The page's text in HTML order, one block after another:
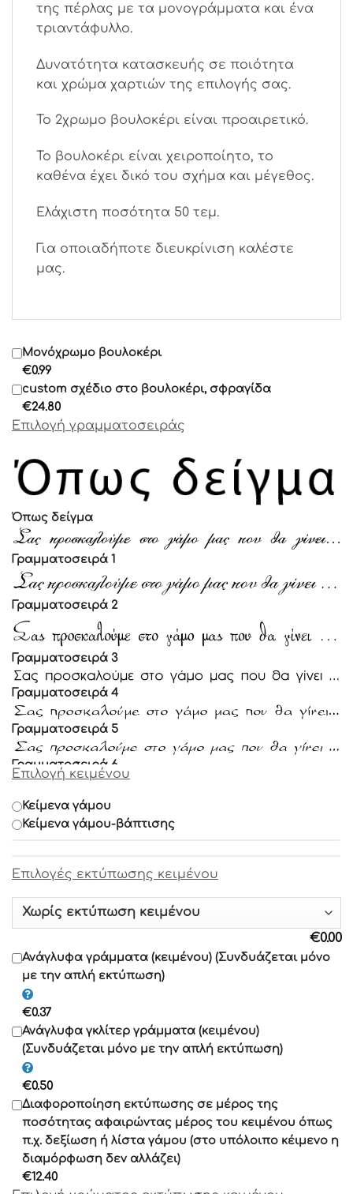
της πέρλας με τα μονογράμματα και ένα
τριαντάφυλλο.
Δυνατότητα κατασκευής σε ποιότητα
και χρώμα χαρτιών της επιλογής σας.
Το 2χρωμο βουλοκέρι είναι προαιρετικό.
Το βουλοκέρι είναι χειροποίητο, το
καθένα έχει δικό του σχήμα και μέγεθος.
Ελάχιστη ποσότητα 50 τεμ.
Για οποιαδήποτε διευκρίνιση καλέστε
μας.
Επιλογή γραμματοσειράς
Όπως δείγμα
Γραμματοσειρά 1
Γραμματοσειρά 2
Γραμματοσειρά 3
Γραμματοσειρά 4
Γραμματοσειρά 5
Γραμματοσειρά 6
Γραμματοσειρά 7
Γραμματοσειρά 9
Γραμματοσειρά 10
Γραμματοσειρά 11
Γραμματοσειρά 12
Γραμματοσειρά 13
Γραμματοσειρά 14
Γραμματοσειρά 15
Γραμματοσειρά 16
Γραμματοσειρά 17
Γραμματοσειρά 18
Γραμματοσειρά 19
Επιλογή κειμένου
Κείμενα γάμου
Κείμενα γάμου-βάπτισης
Επιλογές εκτύπωσης κειμένου
€0.00
Ανάγλυφα γράμματα (κειμένου) (Συνδυάζεται μόνο
με την απλή εκτύπωση)
€0.37
Ανάγλυφα γκλίτερ γράμματα (κειμένου)
(Συνδυάζεται μόνο με την απλή εκτύπωση)
€0.50
Διαφοροποίηση εκτύπωσης σε μέρος της
ποσότητας αφαιρώντας μέρος του κειμένου όπως
π.χ. δεξίωση ή λίστα γάμου (στο υπόλοιπο κέιμενο η
διαμόρφωση δεν αλλάζει)
€12.40
Μονόχρωμο βουλοκέρι
€0.99
custom σχέδιο στο βουλοκέρι, σφραγίδα
€24.80